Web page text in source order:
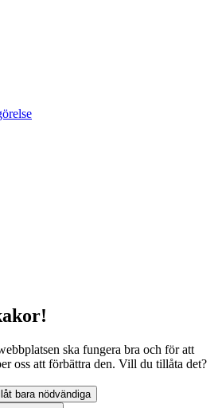
ska fungera bra och för att
oss att förbättra den. Vill du tillåta det?
bara nödvändiga